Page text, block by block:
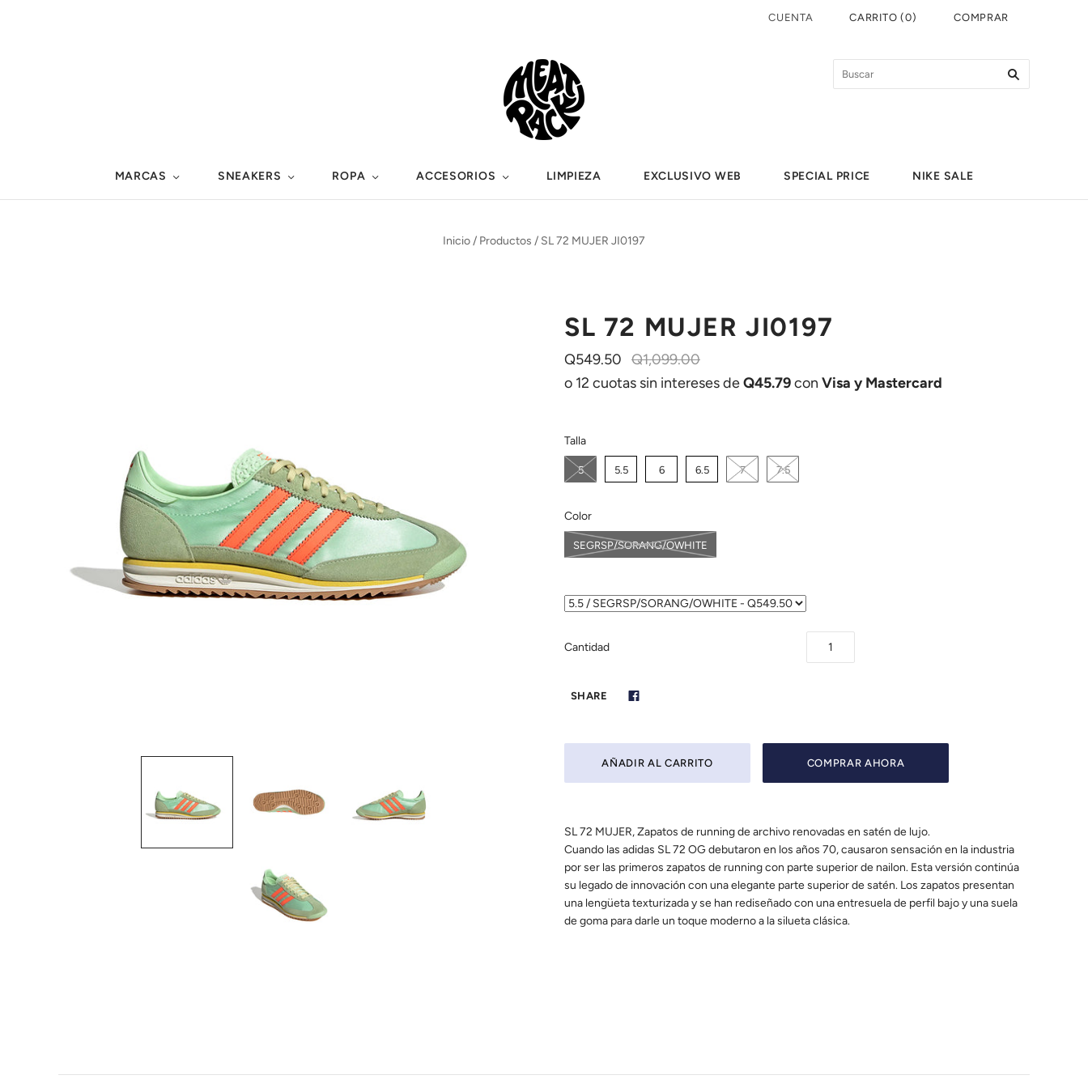
CUENTA CARRITO (0) COMPRAR
MARCAS SNEAKERS ROPA ACCESORIOS LIMPIEZA EXCLUSIVO WEB SPECIAL PRICE NIKE SALE
Inicio/ Productos / SL 72 MUJER JI0197
SL 72 MUJER JI0197
Q549.50
Q1,099.00
o 12 cuotas sin intereses deQ45.79con Visa y Mastercard
Talla
5 5.5 6 6.5 7 7.5
Color
SEGRSP/SORANG/OWHITE
Cantidad
SHARE
COMPRAR AHORA
SL 72 MUJER, Zapatos de running de archivo renovadas en satén de lujo.
Cuando las adidas SL 72 OG debutaron en los años 70, causaron sensación en la industria
por ser las primeros zapatos de running con parte superior de nailon. Esta versión continúa
su legado de innovación con una elegante parte superior de satén. Los zapatos presentan
una lengüeta texturizada y se han rediseñado con una entresuela de perfil bajo y una suela
de goma para darle un toque moderno a la silueta clásica.